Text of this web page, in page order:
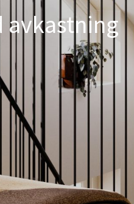
avkastning